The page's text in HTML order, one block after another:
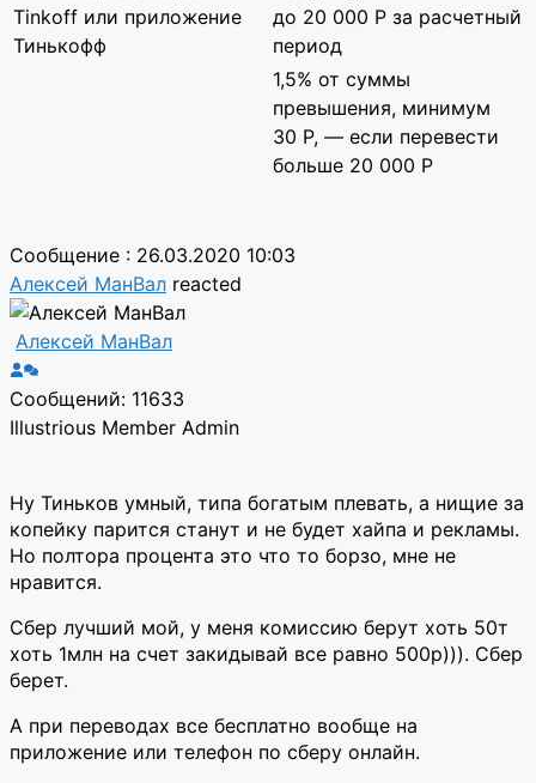
Tinkoff или приложение
Тинькофф
до 20 000 Р за расчетный
период
1,5% от суммы
превышения, минимум
30 Р, — если перевести
больше 20 000 Р
Сообщение : 26.03.2020 10:03
Алексей МанВал reacted
Алексей МанВал
Сообщений: 11633
Illustrious Member Admin
Ну Тиньков умный, типа богатым плевать, а нищие за
копейку парится станут и не будет хайпа и рекламы.
Но полтора процента это что то борзо, мне не
нравится.
Сбер лучший мой, у меня комиссию берут хоть 50т
хоть 1млн на счет закидывай все равно 500р))). Сбер
берет.
А при переводах все бесплатно вообще на
приложение или телефон по сберу онлайн.